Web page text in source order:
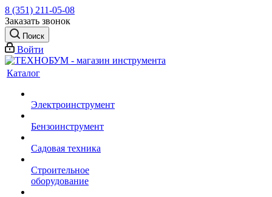
8 (351) 211-05-08
Заказать звонок
Поиск
Войти
Каталог
Электроинструмент
Бензоинструмент
Садовая техника
Строительное
оборудование